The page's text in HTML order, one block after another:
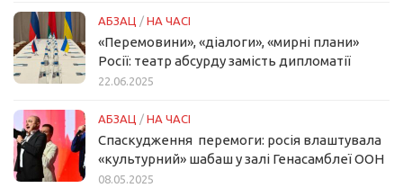
АБЗАЦ / НА ЧАСІ
«Перемовини», «діалоги», «мирні плани»
Росії: театр абсурду замість дипломатії
22.06.2025
АБЗАЦ / НА ЧАСІ
Спаскудження перемоги: росія влаштувала
«культурний» шабаш у залі Генасамблеї ООН
08.05.2025